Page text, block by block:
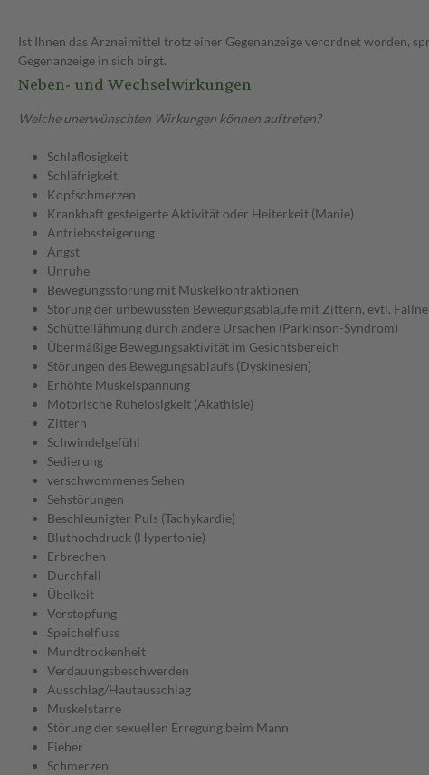
Ist Ihnen das Arzneimittel trotz einer Gegenanzeige verordnet worden,
Gegenanzeige in sich birgt.
Neben- und Wechselwirkungen
Welche unerwünschten Wirkungen können auftreten?
Schlaflosigkeit
Schläfrigkeit
Kopfschmerzen
Krankhaft gesteigerte Aktivität oder Heiterkeit (Manie)
Antriebssteigerung
Angst
Unruhe
Bewegungsstörung mit Muskelkontraktionen
Störung der unbewussten Bewegungsabläufe mit Zittern, evtl.
Schüttellähmung durch andere Ursachen (Parkinson-Syndrom)
Übermäßige Bewegungsaktivität im Gesichtsbereich
Störungen des Bewegungsablaufs (Dyskinesien)
Erhöhte Muskelspannung
Motorische Ruhelosigkeit (Akathisie)
Zittern
Schwindelgefühl
Sedierung
verschwommenes Sehen
Sehstörungen
Beschleunigter Puls (Tachykardie)
Bluthochdruck (Hypertonie)
Erbrechen
Durchfall
Übelkeit
Verstopfung
Speichelfluss
Mundtrockenheit
Verdauungsbeschwerden
Ausschlag/Hautausschlag
Muskelstarre
Störung der sexuellen Erregung beim Mann
Fieber
Schmerzen